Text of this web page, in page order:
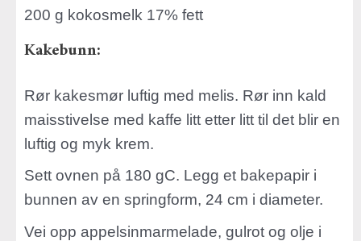
200 g kokosmelk 17% fett
Kakebunn:
Rør kakesmør luftig med melis. Rør inn kald
maisstivelse med kaffe litt etter litt til det blir en
luftig og myk krem.
Sett ovnen på 180 gC. Legg et bakepapir i
bunnen av en springform, 24 cm i diameter.
Vei opp appelsinmarmelade, gulrot og olje i